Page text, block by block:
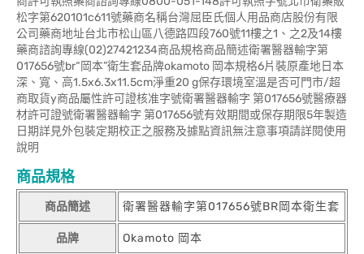
松字第620101c611號藥商名稱台灣屈臣氏個人用品商店股份有限
公司藥商地址台北市松山區八德路四段760號11樓之1、之2及14樓
藥商諮詢專線(02)27421234商品規格商品簡述衛署醫器輸字第
017656號br“岡本”衛生套品牌okamoto 岡本規格6片裝原產地日本
深、寬、高1.5x6.3x11.5cm淨重20 g保存環境室溫是否可門市/超
商取貨y商品屬性許可證核准字號衛署醫器輸字 第017656號醫療器
材許可證號衛署醫器輸字 第017656號有效期間或保存期限5年製造
日期詳見外包裝定期校正之服務及據點資訊無注意事項請詳閱使用
說明
商品規格
商品簡述 衛署醫器輸字第017656號BR岡本衛生套
品牌 Okamoto 岡本